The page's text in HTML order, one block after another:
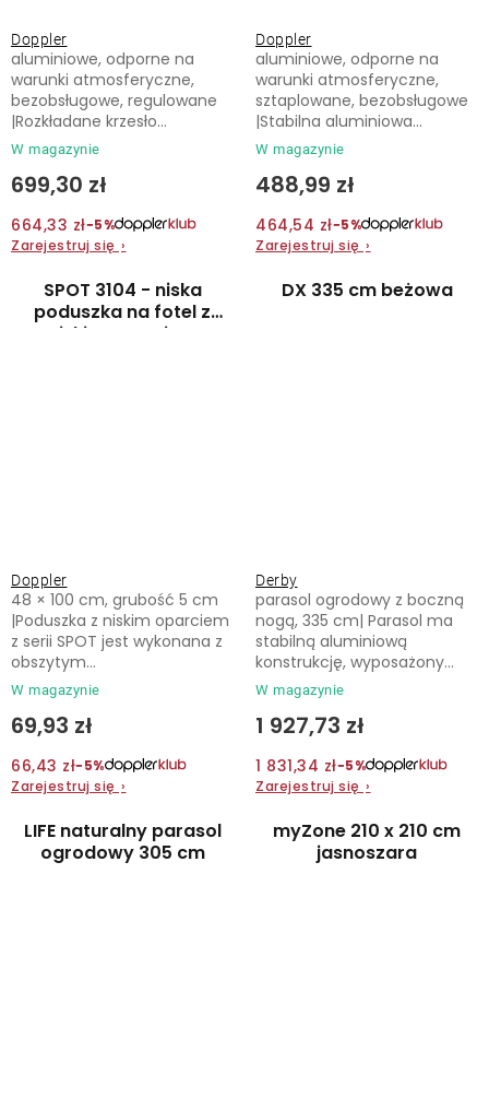
Doppler
W magazynie
699,30 zł
664,33 zł−5%
Zarejestruj się ›
aluminiowe, odporne na
warunki atmosferyczne,
bezobsługowe, regulowane
|Rozkładane krzesło...
Doppler
W magazynie
488,99 zł
464,54 zł−5%
Zarejestruj się ›
aluminiowe, odporne na
warunki atmosferyczne,
sztaplowane, bezobsługowe
|Stabilna aluminiowa...
SPOT 3104 - niska
poduszka na fotel z
niskim oparciem
Doppler
W magazynie
69,93 zł
66,43 zł−5%
Zarejestruj się ›
48 × 100 cm, grubość 5 cm
|Poduszka z niskim oparciem
z serii SPOT jest wykonana z
obszytym...
DX 335 cm beżowa
Derby
W magazynie
1 927,73 zł
1 831,34 zł−5%
Zarejestruj się ›
parasol ogrodowy z boczną
nogą, 335 cm| Parasol ma
stabilną aluminiową
konstrukcję, wyposażony...
LIFE naturalny parasol
ogrodowy 305 cm
myZone 210 x 210 cm
jasnoszara